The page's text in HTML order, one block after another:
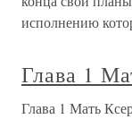
исполнению
Глава 1
Глава 1 Мать